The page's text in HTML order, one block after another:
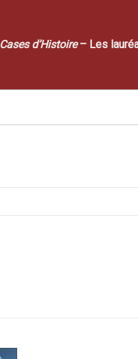
Cases d’Histoire– Les